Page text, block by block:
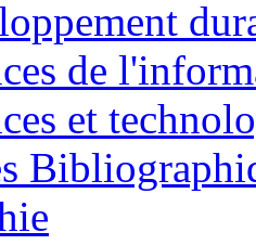
de
et